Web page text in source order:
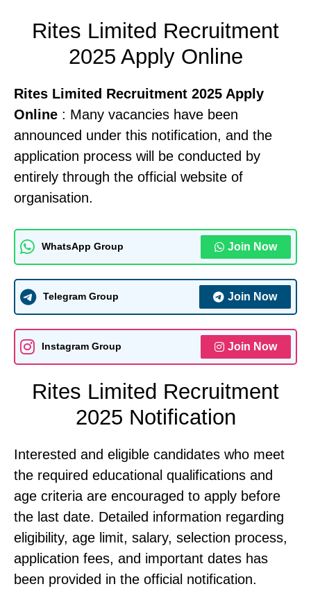
Rites Limited Recruitment
2025 Apply Online
Rites Limited Recruitment 2025 Apply
Online : Many vacancies have been
announced under this notification, and the
application process will be conducted by
entirely through the official website of
organisation.
WhatsApp Group Join Now
Telegram Group Join Now
Instagram Group Join Now
Rites Limited Recruitment
2025 Notification
Interested and eligible candidates who meet
the required educational qualifications and
age criteria are encouraged to apply before
the last date. Detailed information regarding
eligibility, age limit, salary, selection process,
application fees, and important dates has
been provided in the official notification.